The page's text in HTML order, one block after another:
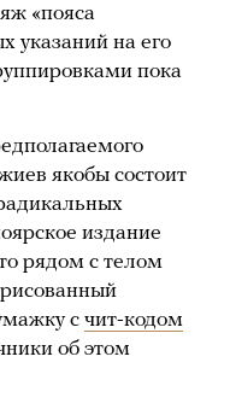
«пояса
указаний на его
пока
якобы состоит
издание
рядом с телом
с чит-кодом
об этом